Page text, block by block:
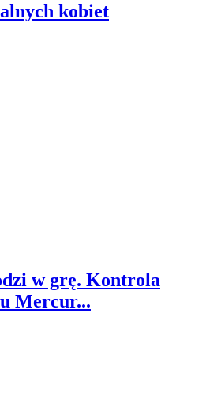
kobiet
w grę. Kontrola
Mercur...